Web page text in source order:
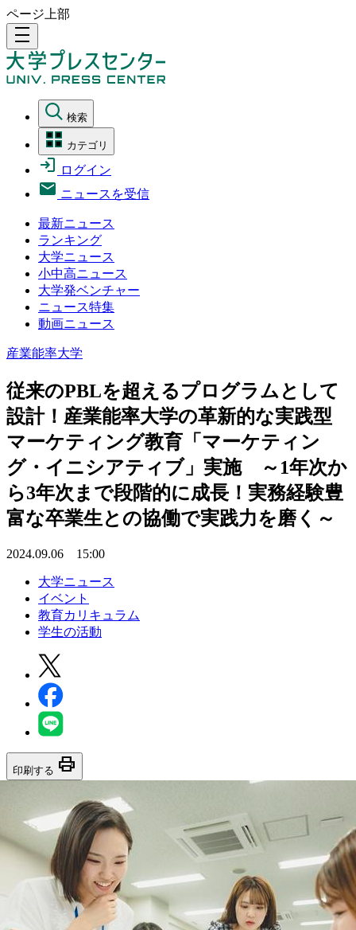
ページ上部
density_medium
検索
カテゴリ
ログイン
ニュースを受信
最新ニュース
ランキング
大学ニュース
小中高ニュース
大学発ベンチャー
ニュース特集
動画ニュース
産業能率大学
従来のPBLを超えるプログラムとして
設計！産業能率大学の革新的な実践型
マーケティング教育「マーケティン
グ・イニシアティブ」実施 ～1年次か
ら3年次まで段階的に成長！実務経験豊
富な卒業生との協働で実践力を磨く～
2024.09.06 15:00
大学ニュース
イベント
教育カリキュラム
学生の活動
印刷する print